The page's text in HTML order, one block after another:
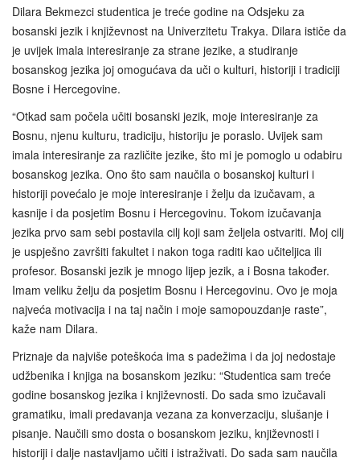
Dilara Bekmezci studentica je treće godine na Odsjeku za
bosanski jezik i književnost na Univerzitetu Trakya. Dilara ističe da
je uvijek imala interesiranje za strane jezike, a studiranje
bosanskog jezika joj omogućava da uči o kulturi, historiji i tradiciji
Bosne i Hercegovine.
“Otkad sam počela učiti bosanski jezik, moje interesiranje za
Bosnu, njenu kulturu, tradiciju, historiju je poraslo. Uvijek sam
imala interesiranje za različite jezike, što mi je pomoglo u odabiru
bosanskog jezika. Ono što sam naučila o bosanskoj kulturi i
historiji povećalo je moje interesiranje i želju da izučavam, a
kasnije i da posjetim Bosnu i Hercegovinu. Tokom izučavanja
jezika prvo sam sebi postavila cilj koji sam željela ostvariti. Moj cilj
je uspješno završiti fakultet i nakon toga raditi kao učiteljica ili
profesor. Bosanski jezik je mnogo lijep jezik, a i Bosna također.
Imam veliku želju da posjetim Bosnu i Hercegovinu. Ovo je moja
najveća motivacija i na taj način i moje samopouzdanje raste”,
kaže nam Dilara.
Priznaje da najviše poteškoća ima s padežima i da joj nedostaje
udžbenika i knjiga na bosanskom jeziku: “Studentica sam treće
godine bosanskog jezika i književnosti. Do sada smo izučavali
gramatiku, imali predavanja vezana za konverzaciju, slušanje i
pisanje. Naučili smo dosta o bosanskom jeziku, književnosti i
historiji i dalje nastavljamo učiti i istraživati. Do sada sam naučila